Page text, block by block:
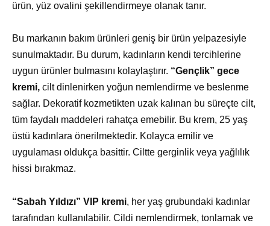
ürün, yüz ovalini şekillendirmeye olanak tanır.
Bu markanın bakım ürünleri geniş bir ürün yelpazesiyle
sunulmaktadır. Bu durum, kadınların kendi tercihlerine
uygun ürünler bulmasını kolaylaştırır. “Gençlik” gece
kremi, cilt dinlenirken yoğun nemlendirme ve beslenme
sağlar. Dekoratif kozmetikten uzak kalınan bu süreçte cilt,
tüm faydalı maddeleri rahatça emebilir. Bu krem, 25 yaş
üstü kadınlara önerilmektedir. Kolayca emilir ve
uygulaması oldukça basittir. Ciltte gerginlik veya yağlılık
hissi bırakmaz.
“Sabah Yıldızı” VIP kremi, her yaş grubundaki kadınlar
tarafından kullanılabilir. Cildi nemlendirmek, tonlamak ve